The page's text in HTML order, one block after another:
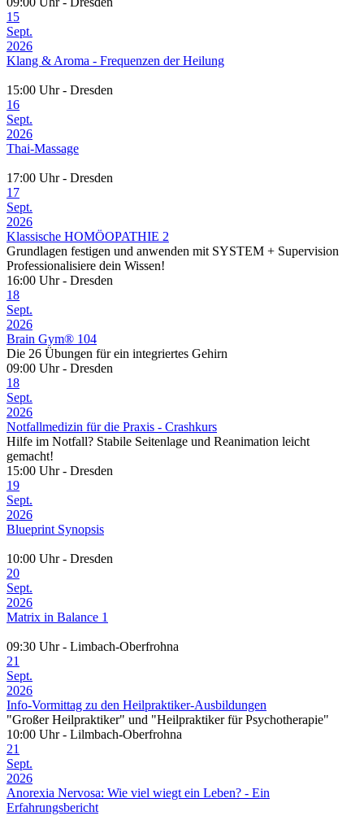
15
Sept.
2026
Klang & Aroma - Frequenzen der Heilung
15:00 Uhr - Dresden
16
Sept.
2026
Thai-Massage
17:00 Uhr - Dresden
17
Sept.
2026
Klassische HOMÖOPATHIE 2
Grundlagen festigen und anwenden mit SYSTEM + Supervision
Professionalisiere dein Wissen!
16:00 Uhr - Dresden
18
Sept.
2026
Brain Gym® 104
Die 26 Übungen für ein integriertes Gehirn
09:00 Uhr - Dresden
18
Sept.
2026
Notfallmedizin für die Praxis - Crashkurs
Hilfe im Notfall? Stabile Seitenlage und Reanimation leicht
gemacht!
15:00 Uhr - Dresden
19
Sept.
2026
Blueprint Synopsis
10:00 Uhr - Dresden
20
Sept.
2026
Matrix in Balance 1
09:30 Uhr - Limbach-Oberfrohna
21
Sept.
2026
Info-Vormittag zu den Heilpraktiker-Ausbildungen
"Großer Heilpraktiker" und "Heilpraktiker für Psychotherapie"
10:00 Uhr - Lilmbach-Oberfrohna
21
Sept.
2026
Anorexia Nervosa: Wie viel wiegt ein Leben? - Ein
Erfahrungsbericht